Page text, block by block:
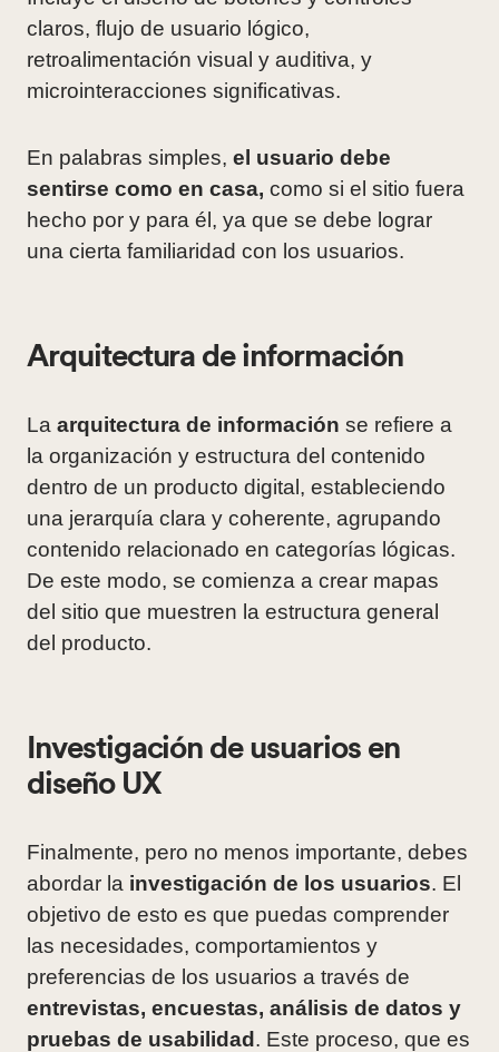
claros, flujo de usuario lógico,
retroalimentación visual y auditiva, y
microinteracciones significativas.
En palabras simples, el usuario debe
sentirse como en casa, como si el sitio fuera
hecho por y para él, ya que se debe lograr
una cierta familiaridad con los usuarios.
Arquitectura de información
La arquitectura de información se refiere a
la organización y estructura del contenido
dentro de un producto digital, estableciendo
una jerarquía clara y coherente, agrupando
contenido relacionado en categorías lógicas.
De este modo, se comienza a crear mapas
del sitio que muestren la estructura general
del producto.
Investigación de usuarios en
diseño UX
Finalmente, pero no menos importante, debes
abordar la investigación de los usuarios. El
objetivo de esto es que puedas comprender
las necesidades, comportamientos y
preferencias de los usuarios a través de
entrevistas, encuestas, análisis de datos y
pruebas de usabilidad . Este proceso, que es